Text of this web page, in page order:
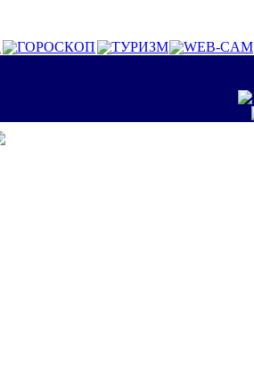
ГОРОСКОП ТУРИЗМ WEB-CAM